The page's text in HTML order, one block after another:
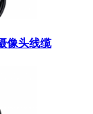
像头线缆